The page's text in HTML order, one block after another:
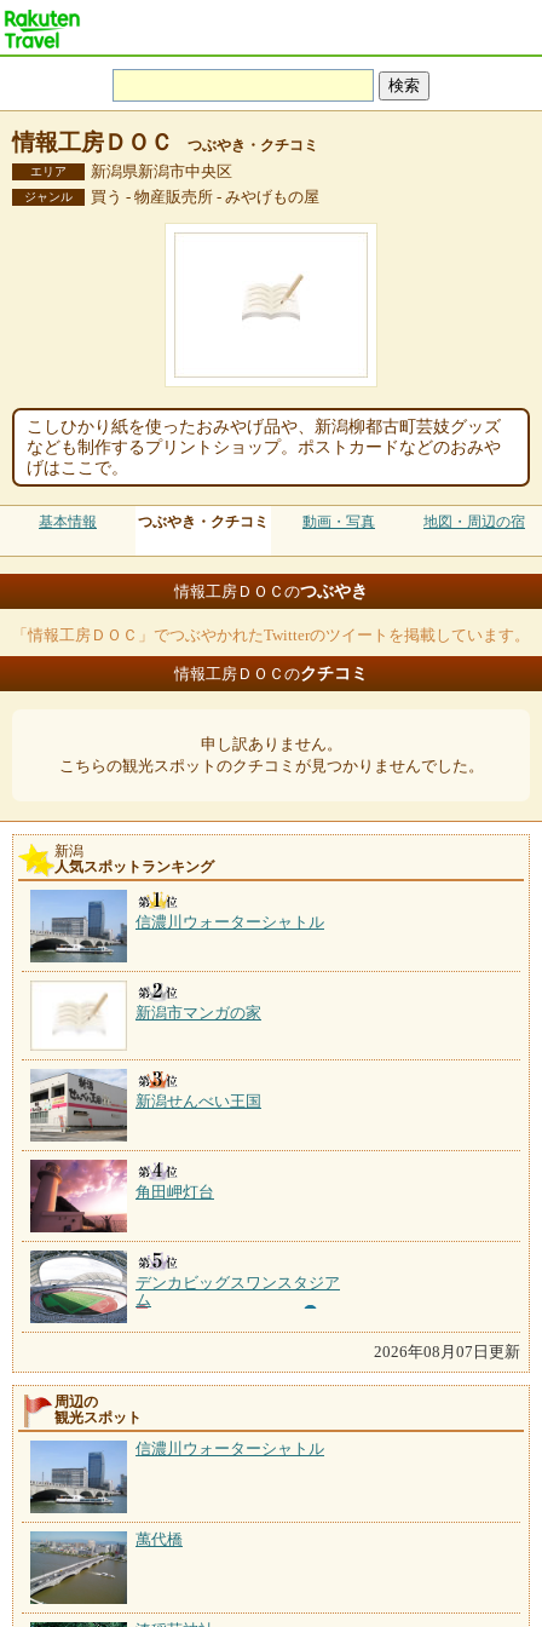
情報工房ＤＯＣ つぶやき・クチコミ
エリア 新潟県新潟市中央区
ジャンル 買う - 物産販売所 - みやげもの屋
こしひかり紙を使ったおみやげ品や、新潟柳都古町芸妓グッズ
なども制作するプリントショップ。ポストカードなどのおみや
げはここで。
基本情報 つぶやき・クチコミ 動画・写真 地図・周辺の宿
情報工房ＤＯＣのつぶやき
「情報工房ＤＯＣ」でつぶやかれたTwitterのツイートを掲載しています。
情報工房ＤＯＣのクチコミ
申し訳ありません。
こちらの観光スポットのクチコミが見つかりませんでした。
新潟
人気スポットランキング
信濃川ウォーターシャトル
新潟市マンガの家
新潟せんべい王国
角田岬灯台
デンカビッグスワンスタジア
ム
2026年08月07日更新
周辺の
観光スポット
信濃川ウォーターシャトル
萬代橋